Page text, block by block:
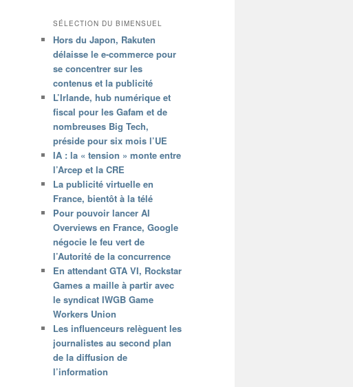
SÉLECTION DU BIMENSUEL
Hors du Japon, Rakuten
délaisse le e-commerce pour
se concentrer sur les
contenus et la publicité
L’Irlande, hub numérique et
fiscal pour les Gafam et de
nombreuses Big Tech,
préside pour six mois l’UE
IA : la « tension » monte entre
l’Arcep et la CRE
La publicité virtuelle en
France, bientôt à la télé
Pour pouvoir lancer AI
Overviews en France, Google
négocie le feu vert de
l’Autorité de la concurrence
En attendant GTA VI, Rockstar
Games a maille à partir avec
le syndicat IWGB Game
Workers Union
Les influenceurs relèguent les
journalistes au second plan
de la diffusion de
l’information